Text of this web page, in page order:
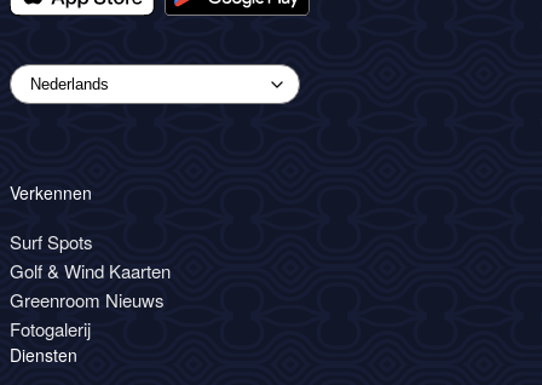
Verkennen
Surf Spots
Golf & Wind Kaarten
Greenroom Nieuws
Fotogalerij
Diensten